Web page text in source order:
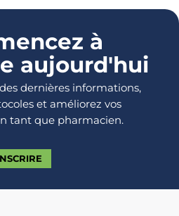
à
aujourd'hui
dernières informations,
et améliorez vos
tant que pharmacien.